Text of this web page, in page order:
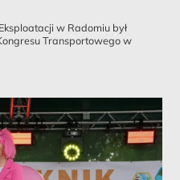
w Radomiu był
Transportowego w